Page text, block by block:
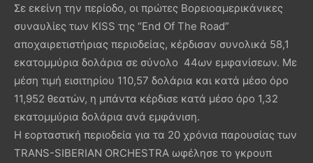
Σε εκείνη την περίοδο, οι πρώτες Βορειοαμερικάνικες
συναυλίες των KISS της “End Of The Road”
αποχαιρετιστήριας περιοδείας, κέρδισαν συνολικά 58,1
εκατομμύρια δολάρια σε σύνολο 44ων εμφανίσεων. Με
μέση τιμή εισιτηρίου 110,57 δολάρια και κατά μέσο όρο
11,952 θεατών, η μπάντα κέρδισε κατά μέσο όρο 1,32
εκατομμύρια δολάρια ανά εμφάνιση.
Η εορταστική περιοδεία για τα 20 χρόνια παρουσίας των
TRANS-SIBERIAN ORCHESTRA ωφέλησε το γκρουπ